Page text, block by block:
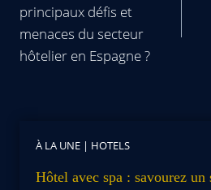
principaux défis et
menaces du secteur
hôtelier en Espagne ?
À LA UNE | HOTELS
Hôtel avec spa : savourez un